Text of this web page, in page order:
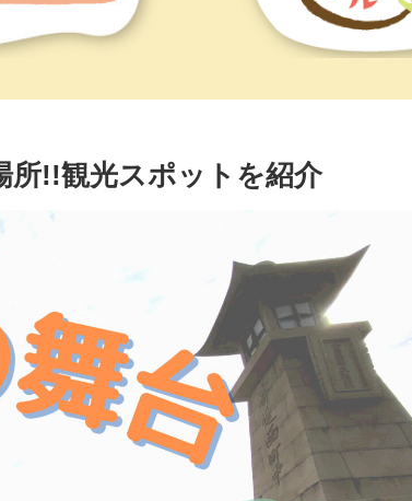
所!!観光スポットを紹介